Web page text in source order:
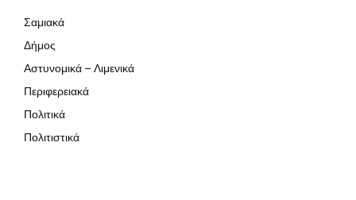
Σαμιακά
Δήμος
Αστυνομικά – Λιμενικά
Περιφερειακά
Πολιτικά
Πολιτιστικά